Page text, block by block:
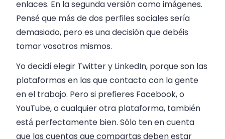
enlaces. En la segunda versión como imágenes.
Pensé que más de dos perfiles sociales sería
demasiado, pero es una decisión que debéis
tomar vosotros mismos.
Yo decidí elegir Twitter y LinkedIn, porque son las
plataformas en las que contacto con la gente
en el trabajo. Pero si prefieres Facebook, o
YouTube, o cualquier otra plataforma, también
está perfectamente bien. Sólo ten en cuenta
que las cuentas que compartas deben estar